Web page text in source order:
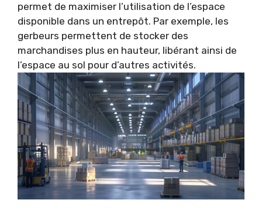
permet de maximiser l’utilisation de l’espace
disponible dans un entrepôt. Par exemple, les
gerbeurs permettent de stocker des
marchandises plus en hauteur, libérant ainsi de
l’espace au sol pour d’autres activités.